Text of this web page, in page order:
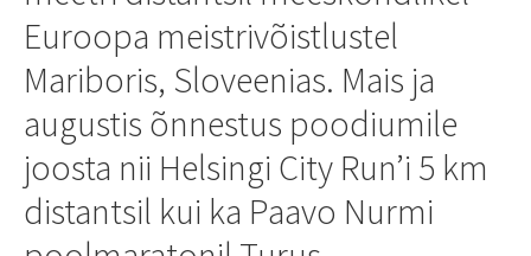
Euroopa meistrivõistlustel
Mariboris, Sloveenias. Mais ja
augustis õnnestus poodiumile
joosta nii Helsingi City Run’i 5 km
distantsil kui ka Paavo Nurmi